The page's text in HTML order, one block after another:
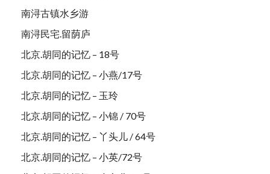
南浔古镇水乡游
南浔民宅.留荫庐
北京.胡同的记忆 – 18号
北京.胡同的记忆 – 小燕/17号
北京.胡同的记忆 – 玉玲
北京.胡同的记忆 – 小锦 / 70号
北京.胡同的记忆 – 丫头儿 / 64号
北京.胡同的记忆 – 小英/72号